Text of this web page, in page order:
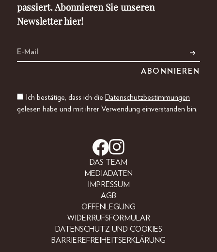
passiert. Abonnieren Sie unseren
Newsletter hier!
Ich bestätige, dass ich die Datenschutzbestimmungen
gelesen habe und mit ihrer Verwendung einverstanden bin.
DAS TEAM
MEDIADATEN
IMPRESSUM
AGB
OFFENLEGUNG
WIDERRUFSFORMULAR
DATENSCHUTZ UND COOKIES
BARRIEREFREIHEITSERKLÄRUNG